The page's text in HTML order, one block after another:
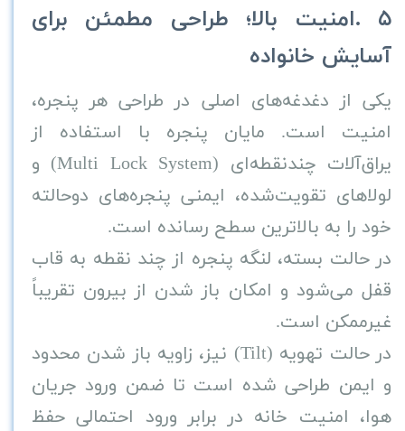
۵ .امنیت بالا؛ طراحی مطمئن برای
آسایش خانواده
یکی از دغدغه‌های اصلی در طراحی هر پنجره،
امنیت است. مایان پنجره با استفاده از
یراق‌آلات چندنقطه‌ای (Multi Lock System) و
لولاهای تقویت‌شده، ایمنی پنجره‌های دوحالته
خود را به بالاترین سطح رسانده است.
در حالت بسته، لنگه پنجره از چند نقطه به قاب
قفل می‌شود و امکان باز شدن از بیرون تقریباً
غیرممکن است.
در حالت تهویه (Tilt) نیز، زاویه باز شدن محدود
و ایمن طراحی شده است تا ضمن ورود جریان
هوا، امنیت خانه در برابر ورود احتمالی حفظ